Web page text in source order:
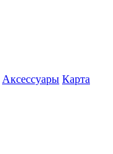
Аксессуары Карта